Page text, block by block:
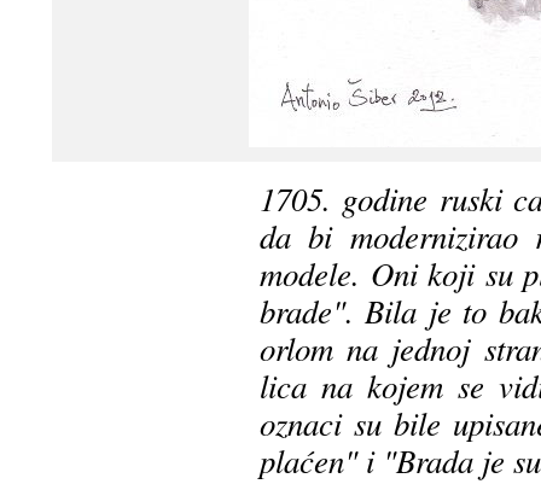
1705. godine ruski
da bi modernizirao
modele. Oni koji su
brade". Bila je to
orlom na jednoj
lica na kojem se
oznaci su bile
plaćen" i "Brada je